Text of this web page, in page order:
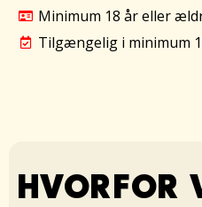
Minimum 18 år eller
Tilgængelig i minimum
HVORFOR